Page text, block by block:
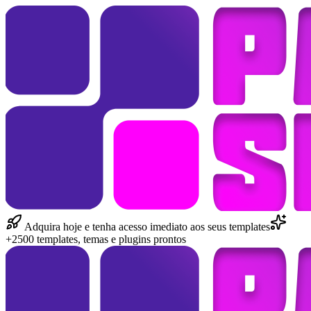
Adquira hoje e tenha acesso imediato aos seus templates
+2500 templates, temas e plugins prontos